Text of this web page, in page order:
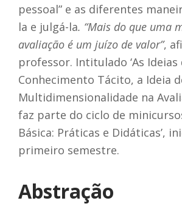
pessoal” e as diferentes
la e julgá-la. “Mais do que uma
avaliação é um juízo de valor”,
professor. Intitulado ‘As Ideias
Conhecimento Tácito, a Ideia
Multidimensionalidade na
faz parte do ciclo de
Básica: Práticas e Didáticas’,
primeiro semestre.
Abstração